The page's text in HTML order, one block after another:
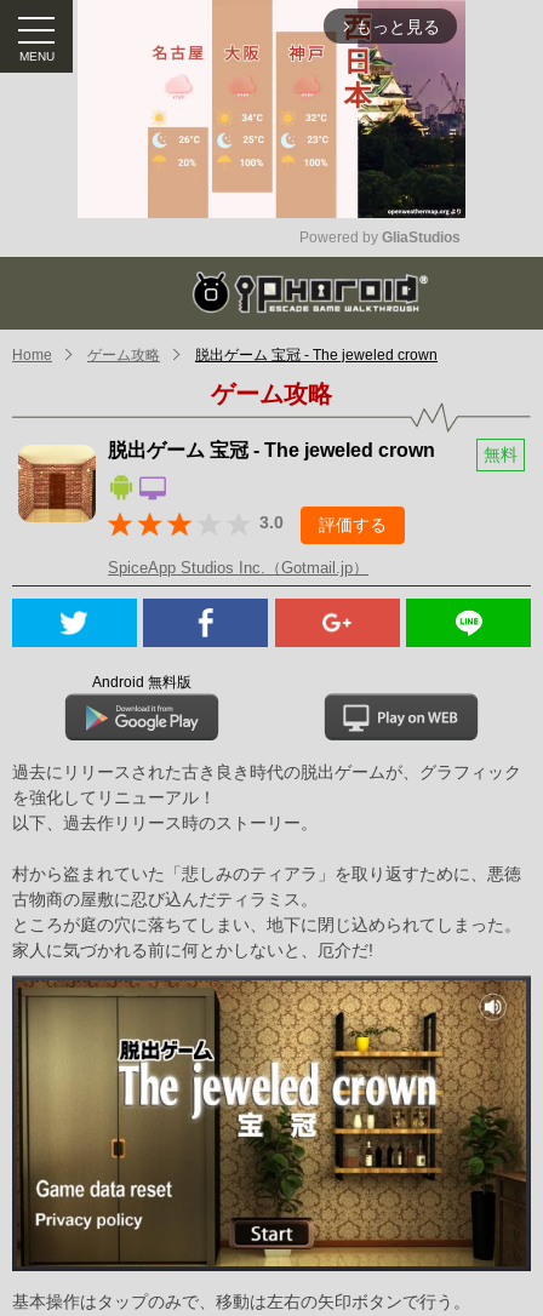
arrow_forward_ios もっと見る
Mute
Powered by GliaStudios
Home ゲーム攻略 脱出ゲーム 宝冠 - The jeweled crown
ゲーム攻略
脱出ゲーム 宝冠 - The jeweled crown 無料
3.0 評価する
SpiceApp Studios Inc.（Gotmail.jp）
Android 無料版
過去にリリースされた古き良き時代の脱出ゲームが、グラフィック
を強化してリニューアル！
以下、過去作リリース時のストーリー。
村から盗まれていた「悲しみのティアラ」を取り返すために、悪徳
古物商の屋敷に忍び込んだティラミス。
ところが庭の穴に落ちてしまい、地下に閉じ込められてしまった。
家人に気づかれる前に何とかしないと、厄介だ!
基本操作はタップのみで、移動は左右の矢印ボタンで行う。